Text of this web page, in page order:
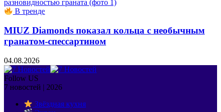
В тренде
MIUZ Diamonds показал кольца с необычным
гранатом-спессартином
04.08.2026
Follow US
7 новостей | 2026
Звёздная кухня